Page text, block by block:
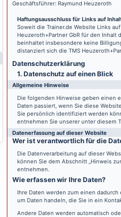
Geschäftsführer: Raymund Heuzeroth
Haftungsausschluss für Links auf
Soweit die Trainer.de Website Links
Heuzeroth+Partner GbR für den Inhalt
beinhaltet insbesondere keine
distanziert sich die TMS
Datenschutz­erklärung
1. Datenschutz auf einen Blick
Allgemeine Hinweise
Die folgenden Hinweise geben einen
Daten passiert, wenn Sie diese
Sie persönlich identifiziert werden
entnehmen Sie unserer unter diesem
Datenerfassung auf dieser Website
Wer ist verantwortlich für die
Die Datenverarbeitung auf dieser
können Sie dem Abschnitt „Hinweis
entnehmen.
Wie erfassen wir Ihre Daten?
Ihre Daten werden zum einen
um Daten handeln, die Sie in ein
Andere Daten werden automatisch